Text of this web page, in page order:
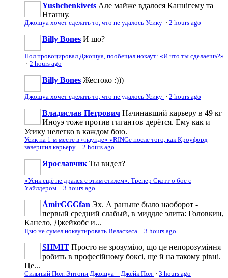
Yushchenkivets Але майже вдалося Каннігему та
Нганну.
Джошуа хочет сделать то, что не удалось Усику · 2 hours ago
Billy Bones И шо?
Пол провоцировал Джошуа, пообещал нокаут: «И что ты сделаешь?»
· 2 hours ago
Billy Bones Жестоко :)))
Джошуа хочет сделать то, что не удалось Усику · 2 hours ago
Владислав Петрович Начинавший карьеру в 49 кг
Иноуэ тоже против гигантов дерётся. Ему как и
Усику нелегко в каждом бою.
Усик на 1-м месте в «паунде» vRINGe после того, как Кроуфорд
завершил карьеру · 2 hours ago
Ярославчик Ты видел?
«Усик ещё не дрался с этим стилем». Тренер Скотт о бое с
Уайлдером · 3 hours ago
ÀmirGGGfan Эх. А раньше было наоборот -
первый средний слабый, в миддле элита: Головкин,
Канело, Джейкобс и...
Цзю не сумел нокаутировать Веласкеса · 3 hours ago
SHMIT Просто не зрозуміло, що це непорозуміння
робить в професійному боксі, ще й на такому рівні.
Це...
Сильный Пол. Энтони Джошуа – Джейк Пол · 3 hours ago